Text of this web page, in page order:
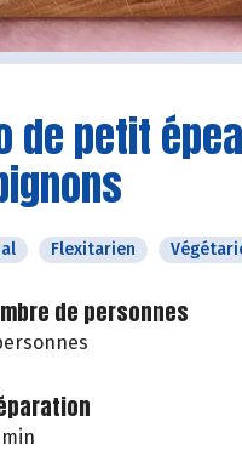
de petit
Flexitarien
de personnes